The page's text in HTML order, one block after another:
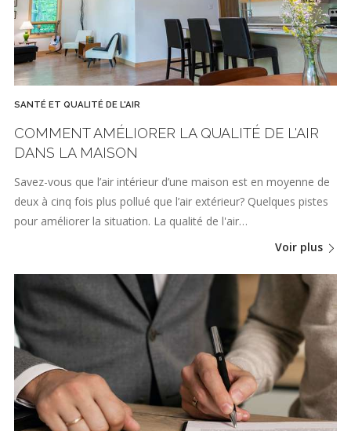
SANTÉ ET QUALITÉ DE L'AIR
COMMENT AMÉLIORER LA QUALITÉ DE L'AIR
DANS LA MAISON
Savez-vous que l’air intérieur d’une maison est en moyenne de
deux à cinq fois plus pollué que l’air extérieur? Quelques pistes
pour améliorer la situation. La qualité de l'air…
Voir plus